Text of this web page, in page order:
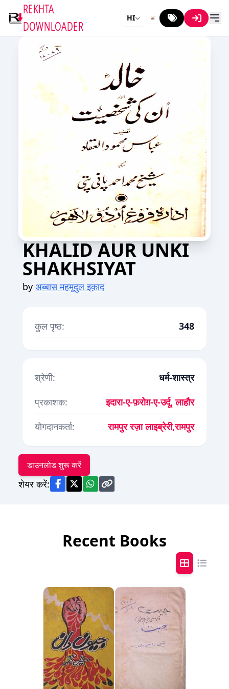
REKHTA
DOWNLOADER
HI
KHALID AUR UNKI
SHAKHSIYAT
by अब्बास महमूदुल इक़ाद
कुल पृष्ठ: 348
श्रेणी:
धर्म-शास्त्र
प्रकाशक:
इदारा-ए-फ़रोग़-ए-उर्दू, लाहौर
योगदानकर्ता:
रामपुर रज़ा लाइब्रेरी,रामपुर
डाउनलोड शुरू करें
शेयर करें:
Recent Books